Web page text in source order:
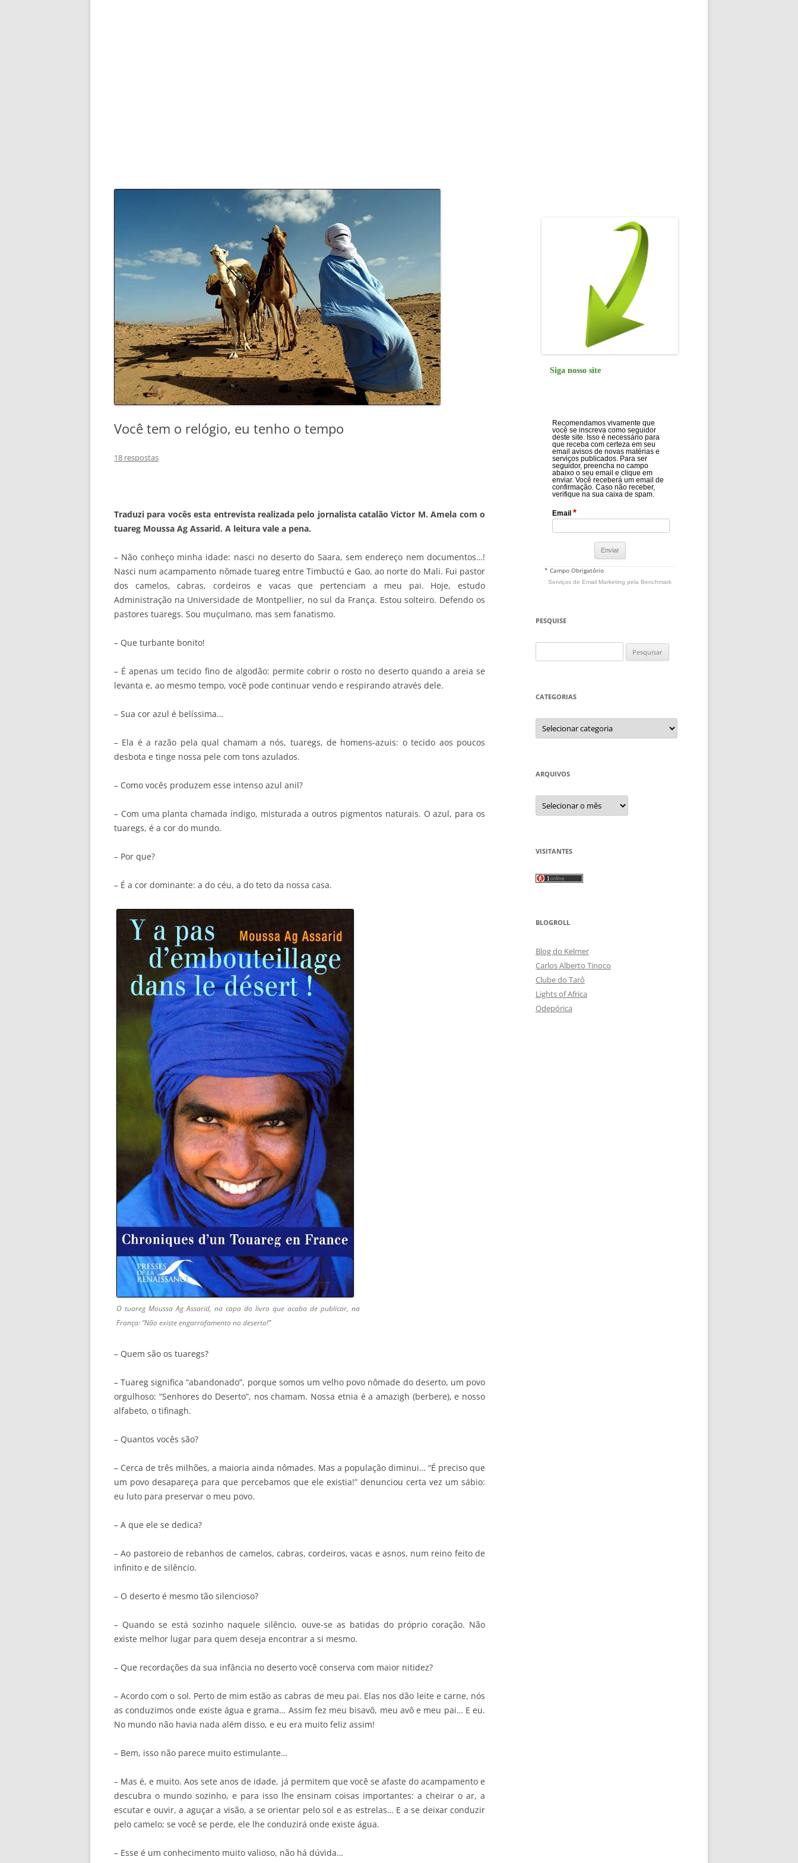
Você tem o relógio, eu tenho o tempo
18 respostas
Traduzi para vocês esta entrevista realizada pelo jornalista catalão Victor M. Amela com o
tuareg Moussa Ag Assarid. A leitura vale a pena.
– Não conheço minha idade: nasci no deserto do Saara, sem endereço nem documentos…!
Nasci num acampamento nômade tuareg entre Timbuctú e Gao, ao norte do Mali. Fui pastor
dos camelos, cabras, cordeiros e vacas que pertenciam a meu pai. Hoje, estudo
Administração na Universidade de Montpellier, no sul da França. Estou solteiro. Defendo os
pastores tuaregs. Sou muçulmano, mas sem fanatismo.
– Que turbante bonito!
– É apenas um tecido fino de algodão: permite cobrir o rosto no deserto quando a areia se
levanta e, ao mesmo tempo, você pode continuar vendo e respirando através dele.
– Sua cor azul é belíssima…
– Ela é a razão pela qual chamam a nós, tuaregs, de homens-azuis: o tecido aos poucos
desbota e tinge nossa pele com tons azulados.
– Como vocês produzem esse intenso azul anil?
– Com uma planta chamada índigo, misturada a outros pigmentos naturais. O azul, para os
tuaregs, é a cor do mundo.
– Por que?
– É a cor dominante: a do céu, a do teto da nossa casa.
O tuareg Moussa Ag Assarid, na capa do livro que acaba de publicar, na
França: “Não existe engarrafamento no deserto!”
– Quem são os tuaregs?
– Tuareg significa “abandonado”, porque somos um velho povo nômade do deserto, um povo
orgulhoso: “Senhores do Deserto”, nos chamam. Nossa etnia é a amazigh (berbere), e nosso
alfabeto, o tifinagh.
– Quantos vocês são?
– Cerca de três milhões, a maioria ainda nômades. Mas a população diminui… “É preciso que
um povo desapareça para que percebamos que ele existia!” denunciou certa vez um sábio:
eu luto para preservar o meu povo.
– A que ele se dedica?
– Ao pastoreio de rebanhos de camelos, cabras, cordeiros, vacas e asnos, num reino feito de
infinito e de silêncio.
– O deserto é mesmo tão silencioso?
– Quando se está sozinho naquele silêncio, ouve-se as batidas do próprio coração. Não
existe melhor lugar para quem deseja encontrar a si mesmo.
– Que recordações da sua infância no deserto você conserva com maior nitidez?
– Acordo com o sol. Perto de mim estão as cabras de meu pai. Elas nos dão leite e carne, nós
as conduzimos onde existe água e grama… Assim fez meu bisavô, meu avô e meu pai… E eu.
No mundo não havia nada além disso, e eu era muito feliz assim!
– Bem, isso não parece muito estimulante…
– Mas é, e muito. Aos sete anos de idade, já permitem que você se afaste do acampamento e
descubra o mundo sozinho, e para isso lhe ensinam coisas importantes: a cheirar o ar, a
escutar e ouvir, a aguçar a visão, a se orientar pelo sol e as estrelas… E a se deixar conduzir
pelo camelo; se você se perde, ele lhe conduzirá onde existe água.
– Esse é um conhecimento muito valioso, não há dúvida…
Siga nosso site
Recomendamos vivamente que
você se inscreva como seguidor
deste site. Isso é necessário para
que receba com certeza em seu
email avisos de novas matérias e
serviços publicados. Para ser
seguidor, preencha no campo
abaixo o seu email e clique em
enviar. Você receberá um email de
confirmação. Caso não receber,
verifique na sua caixa de spam.
Email *
* Campo Obrigatório
Serviços de Email Marketing pela Benchmark
PESQUISE
por:
CATEGORIAS
Categorias
ARQUIVOS
Arquivos
VISITANTES
BLOGROLL
Blog do Kelmer
Carlos Alberto Tinoco
Clube do Tarô
Lights of Africa
Odepórica